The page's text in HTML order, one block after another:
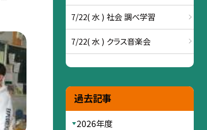
7/22( 水 ) 社会 調べ学習
7/22( 水 ) クラス音楽会
過去記事
2026年度